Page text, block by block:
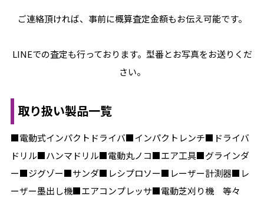
ご連絡頂ければ、事前に概算査定金額もお伝え可能です。
LINEでの査定も行っております。型番とお写真をお送りくだ
さい。
取り扱い製品一覧
■電動式インパクトドライバ■インパクトレンチ■ドライバ
ドリル■ハンマドリル■電動丸ノコ■エア工具■グラインダ
ー■ジグゾー■サンダ■レシプロソー■レーザー計測器■レ
ーザー墨出し機■エアコンプレッサ■電動芝刈り機 等々